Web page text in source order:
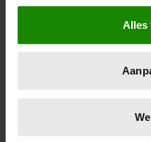
Als u het toestaat, willen
Informatie
die tot een paar meter
op specifieke
verwerkt en stel uw
Alles